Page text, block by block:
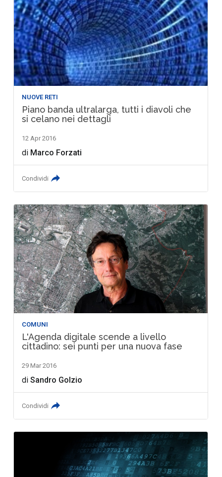
NUOVE RETI
Piano banda ultralarga, tutti i diavoli che
si celano nei dettagli
12 Apr 2016
di Marco Forzati
Condividi
COMUNI
L'Agenda digitale scende a livello
cittadino: sei punti per una nuova fase
29 Mar 2016
diSandro Golzio
Condividi